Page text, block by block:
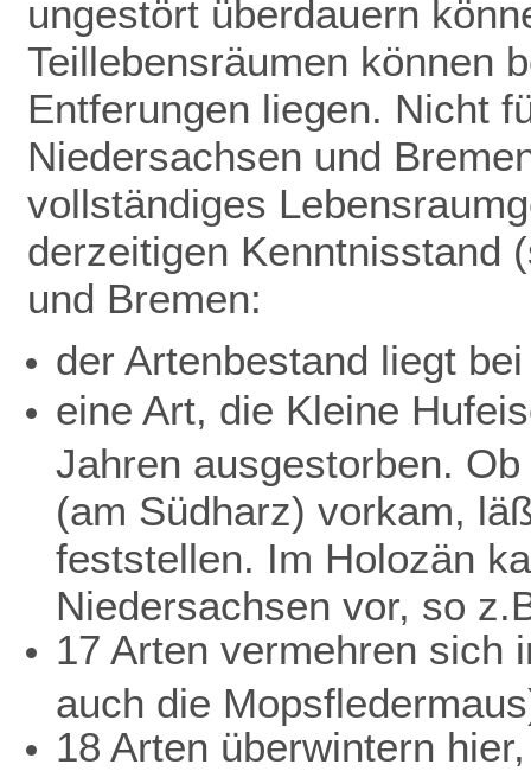
ungestört überdauern
Teillebensräumen können
Entferungen liegen. Nicht
Niedersachsen und
vollständiges
derzeitigen Kenntnisstand
und Bremen:
der Artenbestand liegt
eine Art, die Kleine
Jahren ausgestorben.
(am Südharz) vorkam,
feststellen. Im Holozän
Niedersachsen vor, so
17 Arten vermehren sich
auch die
18 Arten überwintern hier,